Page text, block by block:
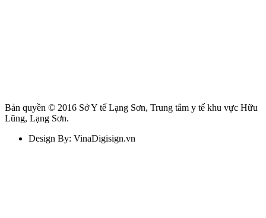
Bản quyền © 2016 Sở Y tế Lạng Sơn, Trung tâm y tế khu vực Hữu
Lũng, Lạng Sơn.
Design By: VinaDigisign.vn